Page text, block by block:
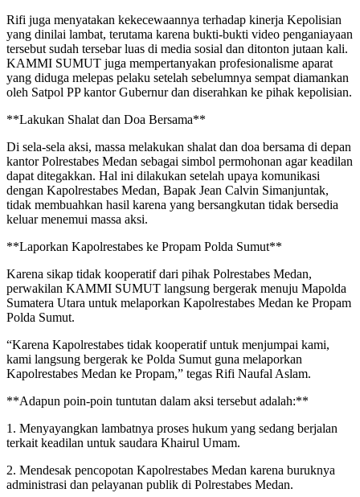
Rifi juga menyatakan kekecewaannya terhadap kinerja Kepolisian
yang dinilai lambat, terutama karena bukti-bukti video penganiayaan
tersebut sudah tersebar luas di media sosial dan ditonton jutaan kali.
KAMMI SUMUT juga mempertanyakan profesionalisme aparat
yang diduga melepas pelaku setelah sebelumnya sempat diamankan
oleh Satpol PP kantor Gubernur dan diserahkan ke pihak kepolisian.
**Lakukan Shalat dan Doa Bersama**
Di sela-sela aksi, massa melakukan shalat dan doa bersama di depan
kantor Polrestabes Medan sebagai simbol permohonan agar keadilan
dapat ditegakkan. Hal ini dilakukan setelah upaya komunikasi
dengan Kapolrestabes Medan, Bapak Jean Calvin Simanjuntak,
tidak membuahkan hasil karena yang bersangkutan tidak bersedia
keluar menemui massa aksi.
**Laporkan Kapolrestabes ke Propam Polda Sumut**
Karena sikap tidak kooperatif dari pihak Polrestabes Medan,
perwakilan KAMMI SUMUT langsung bergerak menuju Mapolda
Sumatera Utara untuk melaporkan Kapolrestabes Medan ke Propam
Polda Sumut.
“Karena Kapolrestabes tidak kooperatif untuk menjumpai kami,
kami langsung bergerak ke Polda Sumut guna melaporkan
Kapolrestabes Medan ke Propam,” tegas Rifi Naufal Aslam.
**Adapun poin-poin tuntutan dalam aksi tersebut adalah:**
1. Menyayangkan lambatnya proses hukum yang sedang berjalan
terkait keadilan untuk saudara Khairul Umam.
2. Mendesak pencopotan Kapolrestabes Medan karena buruknya
administrasi dan pelayanan publik di Polrestabes Medan.